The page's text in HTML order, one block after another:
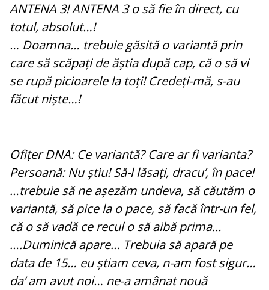
ANTENA 3! ANTENA 3 o să fie în direct, cu
totul, absolut…!
… Doamna… trebuie găsită o variantă prin
care să scăpați de ăștia după cap, că o să vi
se rupă picioarele la toți! Credeți-mă, s-au
făcut niște…!
Ofițer DNA: Ce variantă? Care ar fi varianta?
Persoană: Nu știu! Să-l lăsați, dracu’, în pace!
…trebuie să ne așezăm undeva, să căutăm o
variantă, să pice la o pace, să facă într-un fel,
că o să vadă ce recul o să aibă prima…
….Duminică apare… Trebuia să apară pe
data de 15… eu știam ceva, n-am fost sigur…
da’ am avut noi… ne-a amânat nouă